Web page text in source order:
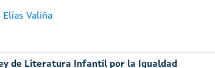
Elías Valiña
de Literatura Infantil por la Igualdad